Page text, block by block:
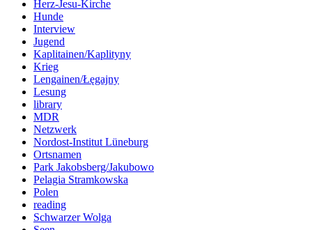
Herz-Jesu-Kirche
Hunde
Interview
Jugend
Kaplitainen/Kaplityny
Krieg
Lengainen/Łęgajny
Lesung
library
MDR
Netzwerk
Nordost-Institut Lüneburg
Ortsnamen
Park Jakobsberg/Jakubowo
Pelagia Stramkowska
Polen
reading
Schwarzer Wolga